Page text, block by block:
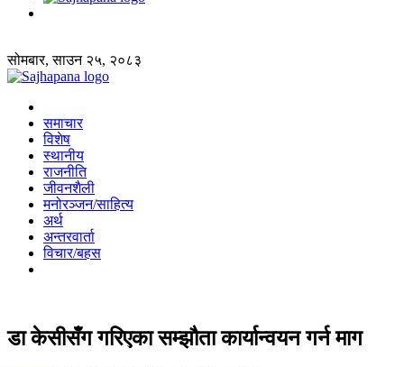
सोमबार, साउन २५, २०८३
समाचार
विशेष
स्थानीय
राजनीति
जीवनशैली
मनोरञ्जन/साहित्य
अर्थ
अन्तरवार्ता
विचार/बहस
डा केसीसँग गरिएका सम्झौता कार्यान्वयन गर्न माग